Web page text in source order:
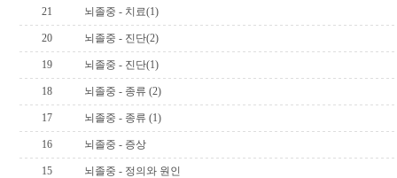
21 뇌졸중 - 치료(1)
20 뇌졸중 - 진단(2)
19 뇌졸중 - 진단(1)
18 뇌졸중 - 종류 (2)
17 뇌졸중 - 종류 (1)
16 뇌졸중 - 증상
15 뇌졸중 - 정의와 원인